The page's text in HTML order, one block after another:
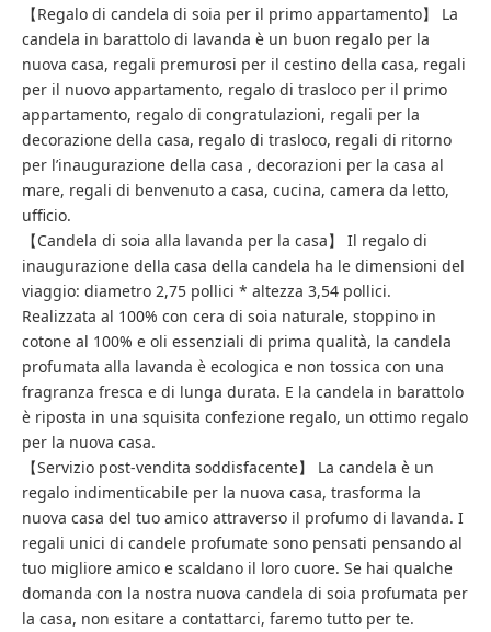
【Regalo di candela di soia per il primo appartamento】 La
candela in barattolo di lavanda è un buon regalo per la
nuova casa, regali premurosi per il cestino della casa, regali
per il nuovo appartamento, regalo di trasloco per il primo
appartamento, regalo di congratulazioni, regali per la
decorazione della casa, regalo di trasloco, regali di ritorno
per l’inaugurazione della casa , decorazioni per la casa al
mare, regali di benvenuto a casa, cucina, camera da letto,
ufficio.
【Candela di soia alla lavanda per la casa】 Il regalo di
inaugurazione della casa della candela ha le dimensioni del
viaggio: diametro 2,75 pollici * altezza 3,54 pollici.
Realizzata al 100% con cera di soia naturale, stoppino in
cotone al 100% e oli essenziali di prima qualità, la candela
profumata alla lavanda è ecologica e non tossica con una
fragranza fresca e di lunga durata. E la candela in barattolo
è riposta in una squisita confezione regalo, un ottimo regalo
per la nuova casa.
【Servizio post-vendita soddisfacente】 La candela è un
regalo indimenticabile per la nuova casa, trasforma la
nuova casa del tuo amico attraverso il profumo di lavanda. I
regali unici di candele profumate sono pensati pensando al
tuo migliore amico e scaldano il loro cuore. Se hai qualche
domanda con la nostra nuova candela di soia profumata per
la casa, non esitare a contattarci, faremo tutto per te.